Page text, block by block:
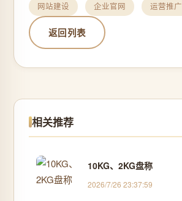
网站建设 企业官网 运营推广
返回列表
相关推荐
10KG、2KG盘称
2026/7/26 23:37:59